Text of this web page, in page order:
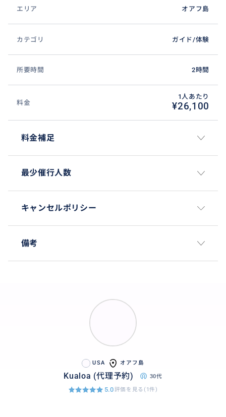
ます。
山道と壮大な景色両方を楽しむことが出来ます。
エリア オアフ島
カテゴリ ガイド/体験
所要時間 2時間
料金
1人あたり
¥26,100
料金補足
最少催行人数
キャンセルポリシー
備考
USA オアフ島
Kualoa (代理予約) 30代
5.0評価を見る(1件)